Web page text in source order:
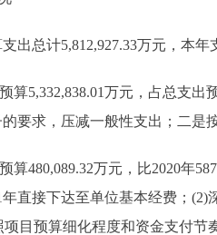
总计5,812,927.33万元，本年
5,332,838.01万元，占总支出预
要求，压减一般性支出；二是
480,089.32万元，比2020年
年直接下达至单位基本经费；
项目预算细化程度和资金支付节